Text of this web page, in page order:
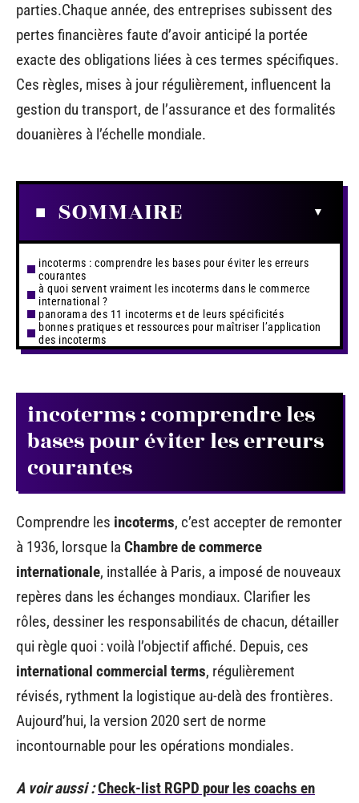
parties.Chaque année, des entreprises subissent des
pertes financières faute d’avoir anticipé la portée
exacte des obligations liées à ces termes spécifiques.
Ces règles, mises à jour régulièrement, influencent la
gestion du transport, de l’assurance et des formalités
douanières à l’échelle mondiale.
SOMMAIRE
incoterms : comprendre les bases pour éviter les erreurs
courantes
à quoi servent vraiment les incoterms dans le commerce
international ?
panorama des 11 incoterms et de leurs spécificités
bonnes pratiques et ressources pour maîtriser l’application
des incoterms
incoterms : comprendre les
bases pour éviter les erreurs
courantes
Comprendre les incoterms, c’est accepter de remonter
à 1936, lorsque la Chambre de commerce
internationale, installée à Paris, a imposé de nouveaux
repères dans les échanges mondiaux. Clarifier les
rôles, dessiner les responsabilités de chacun, détailler
qui règle quoi : voilà l’objectif affiché. Depuis, ces
international commercial terms, régulièrement
révisés, rythment la logistique au-delà des frontières.
Aujourd’hui, la version 2020 sert de norme
incontournable pour les opérations mondiales.
A voir aussi :Check-list RGPD pour les coachs en